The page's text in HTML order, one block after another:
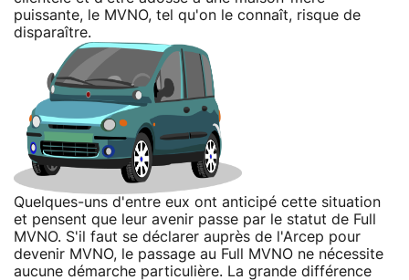
puissante, le MVNO, tel qu'on le connaît, risque de
disparaître.
Quelques-uns d'entre eux ont anticipé cette situation
et pensent que leur avenir passe par le statut de Full
MVNO. S'il faut se déclarer auprès de l'Arcep pour
devenir MVNO, le passage au Full MVNO ne nécessite
aucune démarche particulière. La grande différence